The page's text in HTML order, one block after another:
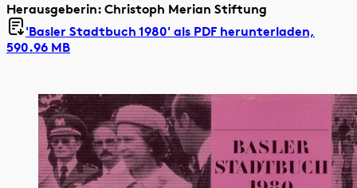
Herausgeberin: Christoph Merian Stiftung
'Basler Stadtbuch 1980' als PDF herunterladen,
590.96 MB